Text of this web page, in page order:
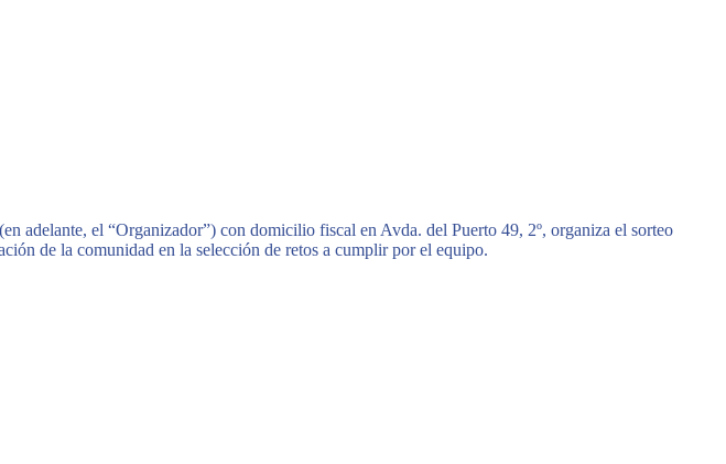
el “Organizador”) con domicilio fiscal en Avda. del Puerto 49, 2º, organiza el sorteo
de la comunidad en la selección de retos a cumplir por el equipo.